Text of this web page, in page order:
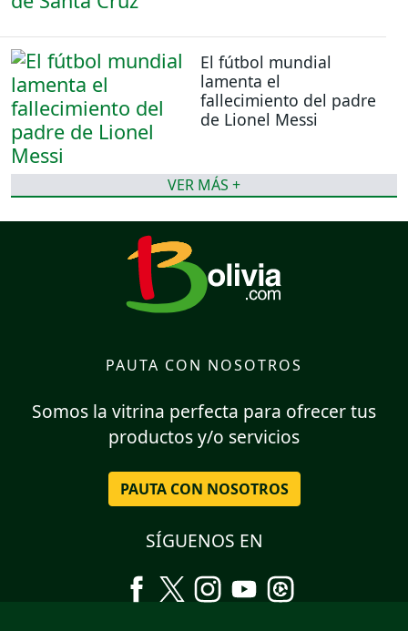
El fútbol mundial
lamenta el
fallecimiento del padre
de Lionel Messi
VER MÁS +
PAUTA CON NOSOTROS
Somos la vitrina perfecta para ofrecer tus
productos y/o servicios
PAUTA CON NOSOTROS
SÍGUENOS EN